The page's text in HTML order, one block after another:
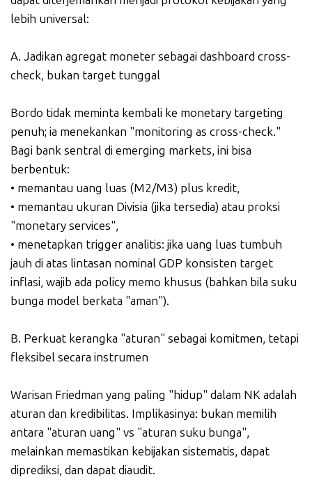
lebih universal:
A. Jadikan agregat moneter sebagai dashboard cross-
check, bukan target tunggal
Bordo tidak meminta kembali ke monetary targeting
penuh; ia menekankan "monitoring as cross-check."
Bagi bank sentral di emerging markets, ini bisa
berbentuk:
• memantau uang luas (M2/M3) plus kredit,
• memantau ukuran Divisia (jika tersedia) atau proksi
"monetary services",
• menetapkan trigger analitis: jika uang luas tumbuh
jauh di atas lintasan nominal GDP konsisten target
inflasi, wajib ada policy memo khusus (bahkan bila suku
bunga model berkata "aman").
B. Perkuat kerangka "aturan" sebagai komitmen, tetapi
fleksibel secara instrumen
Warisan Friedman yang paling "hidup" dalam NK adalah
aturan dan kredibilitas. Implikasinya: bukan memilih
antara "aturan uang" vs "aturan suku bunga",
melainkan memastikan kebijakan sistematis, dapat
diprediksi, dan dapat diaudit.